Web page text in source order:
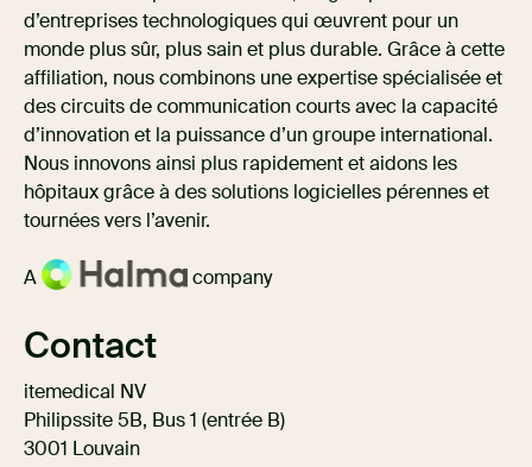
d’entreprises technologiques qui œuvrent pour un
monde plus sûr, plus sain et plus durable. Grâce à cette
affiliation, nous combinons une expertise spécialisée et
des circuits de communication courts avec la capacité
d’innovation et la puissance d’un groupe international.
Nous innovons ainsi plus rapidement et aidons les
hôpitaux grâce à des solutions logicielles pérennes et
tournées vers l’avenir.
A company
Contact
itemedical NV
Philipssite 5B, Bus 1 (entrée B)
3001 Louvain